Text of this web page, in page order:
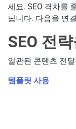
세요. SEO 격차를
닙니다. 다음을 연
SEO 전
일관된 콘텐츠 전
템플릿 사용